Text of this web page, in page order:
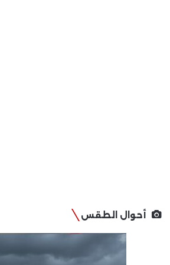
أحوال الطقس